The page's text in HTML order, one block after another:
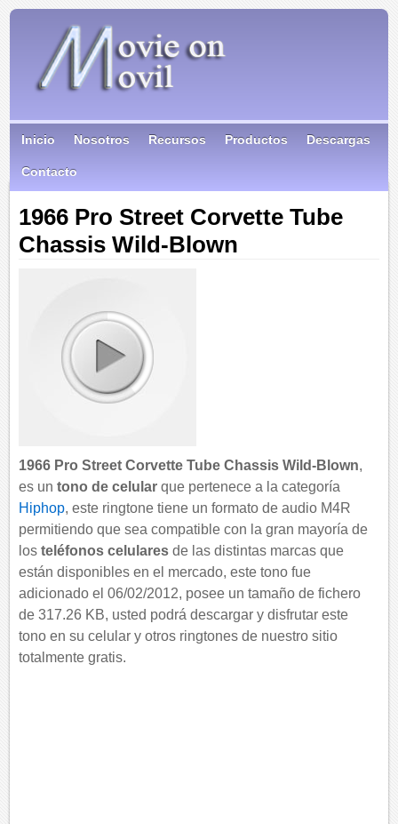
Inicio Nosotros Recursos Productos Descargas
Contacto
1966 Pro Street Corvette Tube
Chassis Wild-Blown
1966 Pro Street Corvette Tube Chassis Wild-Blown,
es untono de celular que pertenece a la categoría
Hiphop, este ringtone tiene un formato de audio M4R
permitiendo que sea compatible con la gran mayoría de
losteléfonos celulares de las distintas marcas que
están disponibles en el mercado, este tono fue
adicionado el 06/02/2012, posee un tamaño de fichero
de 317.26 KB, usted podrá descargar y disfrutar este
tono en su celular y otros ringtones de nuestro sitio
totalmente gratis.